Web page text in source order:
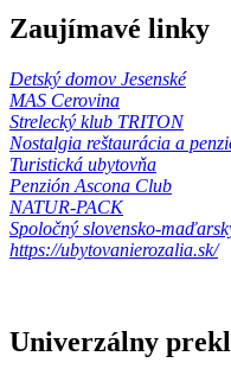
Zaujímavé linky
Detský domov Jesenské
MAS Cerovina
Strelecký klub TRITON
Nostalgia reštaurácia a
Turistická ubytovňa
Penzión Ascona Club
NATUR-PACK
Spoločný slovensko-
https://ubytovanierozalia.sk/
Univerzálny